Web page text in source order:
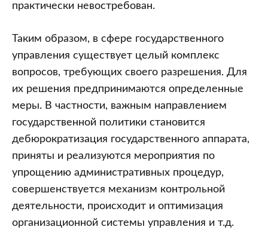
практически невостребован.
Таким образом, в сфере государственного
управления существует целый комплекс
вопросов, требующих своего разрешения. Для
их решения предпринимаются определенные
меры. В частности, важным направлением
государственной политики становится
дебюрократизация государственного аппарата,
приняты и реализуются мероприятия по
упрощению административных процедур,
совершенствуется механизм контрольной
деятельности, происходит и оптимизация
организационной системы управления и т.д.